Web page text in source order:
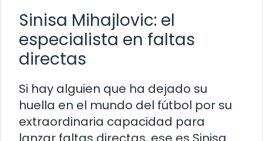
Sinisa Mihajlovic: el
especialista en faltas
directas
Si hay alguien que ha dejado su
huella en el mundo del fútbol por su
extraordinaria capacidad para